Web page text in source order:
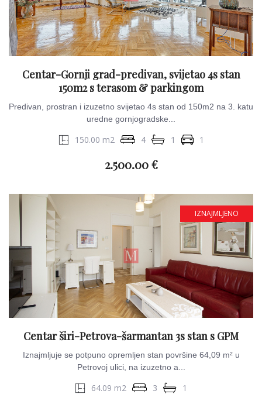
Centar-Gornji grad-predivan, svijetao 4s stan
150m2 s terasom & parkingom
Predivan, prostran i izuzetno svijetao 4s stan od 150m2 na 3. katu
uredne gornjogradske...
150.00 m2 4 1 1
2.500.00 €
IZNAJMLJENO
Centar širi-Petrova-šarmantan 3s stan s GPM
Iznajmljuje se potpuno opremljen stan površine 64,09 m² u
Petrovoj ulici, na izuzetno a...
64.09 m2 3 1